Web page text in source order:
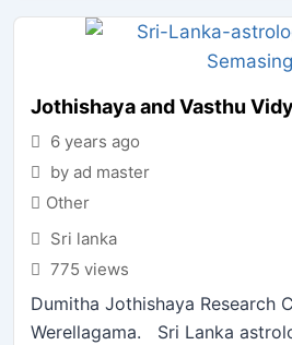
Jothishaya and Vasthu
6 years ago
by ad master
Other
Sri lanka
775 views
Dumitha Jothishaya Research
Werellagama. Sri Lanka